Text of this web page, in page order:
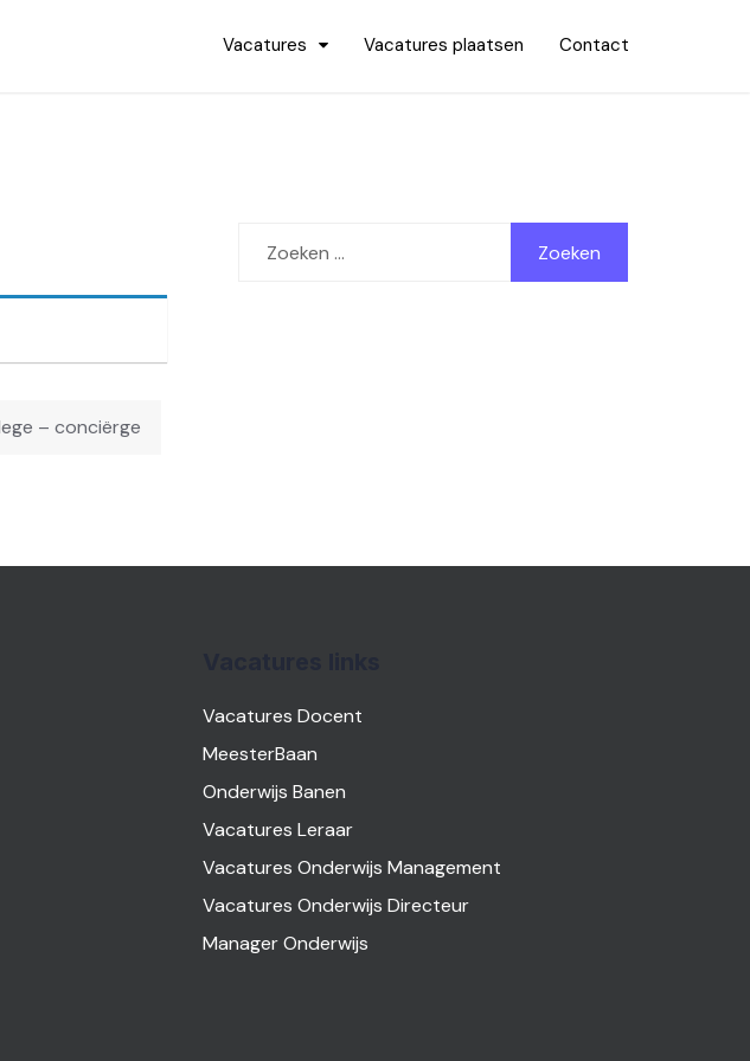
Vacatures Vacatures plaatsen Contact
– conciërge
naar:
Vacatures Docent
MeesterBaan
Onderwijs Banen
Vacatures Leraar
Vacatures Onderwijs Management
Vacatures Onderwijs Directeur
Manager Onderwijs